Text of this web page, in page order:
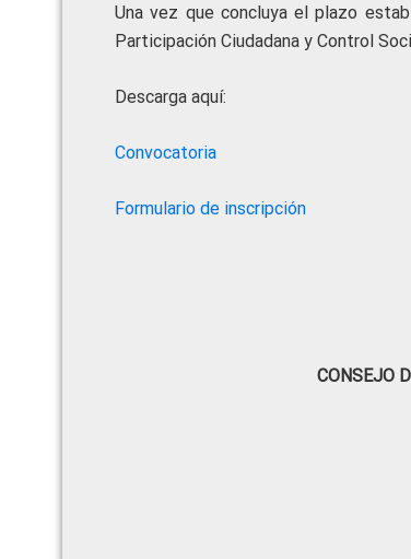
Una vez que concluya el plazo
Participación Ciudadana y Control
Descarga aquí:
Convocatoria
Formulario de inscripción
CONSEJO